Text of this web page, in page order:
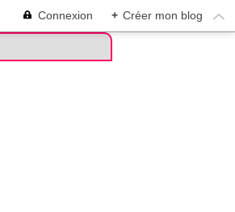
Connexion + Créer mon blog